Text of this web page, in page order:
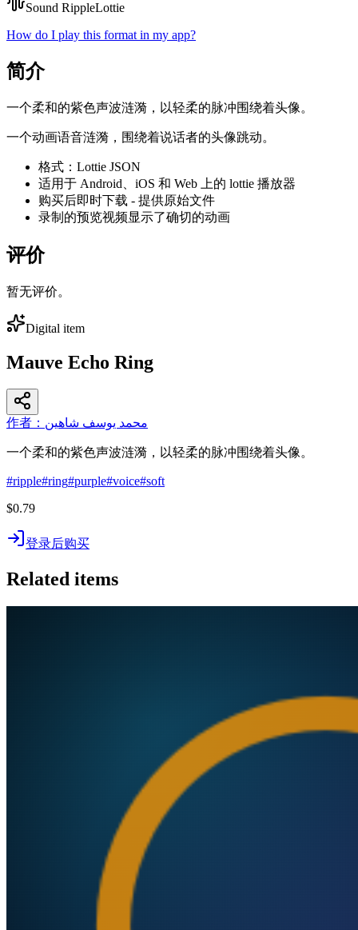
Sound RippleLottie
How do I play this format in my app?
简介
一个柔和的紫色声波涟漪，以轻柔的脉冲围绕着头像。
一个动画语音涟漪，围绕着说话者的头像跳动。
格式：Lottie JSON
适用于 Android、iOS 和 Web 上的 lottie 播放器
购买后即时下载 - 提供原始文件
录制的预览视频显示了确切的动画
评价
暂无评价。
Digital item
Mauve Echo Ring
作者：محمد يوسف شاهين
一个柔和的紫色声波涟漪，以轻柔的脉冲围绕着头像。
#ripple#ring#purple#voice#soft
$0.79
登录后购买
Related items